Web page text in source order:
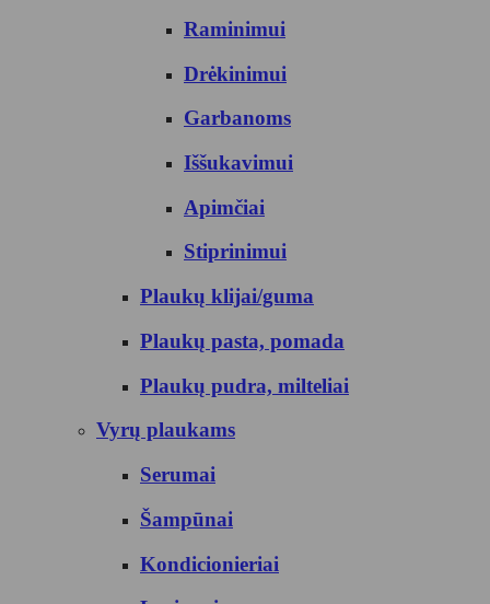
Raminimui
Drėkinimui
Garbanoms
Iššukavimui
Apimčiai
Stiprinimui
Plaukų klijai/guma
Plaukų pasta, pomada
Plaukų pudra, milteliai
Vyrų plaukams
Serumai
Šampūnai
Kondicionieriai